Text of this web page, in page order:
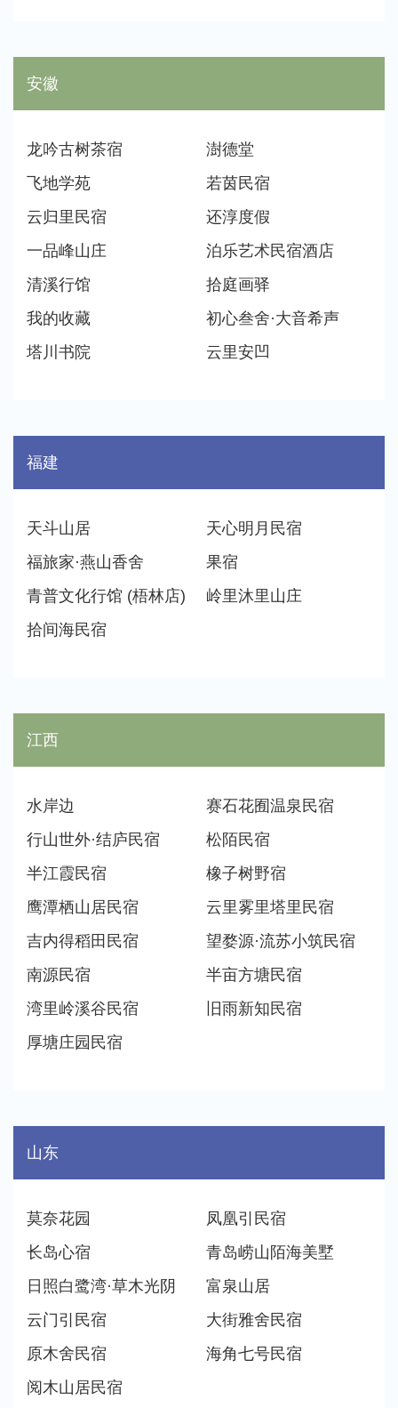
安徽
龙吟古树茶宿
澍德堂
飞地学苑
若茵民宿
云归里民宿
还淳度假
一品峰山庄
泊乐艺术民宿酒店
清溪行馆
拾庭画驿
我的收藏
初心叁舍·大音希声
塔川书院
云里安凹
福建
天斗山居
天心明月民宿
福旅家·燕山香舍
果宿
青普文化行馆 (梧林店)
岭里沐里山庄
拾间海民宿
江西
水岸边
赛石花囿温泉民宿
行山世外·结庐民宿
松陌民宿
半江霞民宿
橡子树野宿
鹰潭栖山居民宿
云里雾里塔里民宿
吉内得稻田民宿
望婺源·流苏小筑民宿
南源民宿
半亩方塘民宿
湾里岭溪谷民宿
旧雨新知民宿
厚塘庄园民宿
山东
莫奈花园
凤凰引民宿
长岛心宿
青岛崂山陌海美墅
日照白鹭湾·草木光阴
富泉山居
云门引民宿
大街雅舍民宿
原木舍民宿
海角七号民宿
阅木山居民宿